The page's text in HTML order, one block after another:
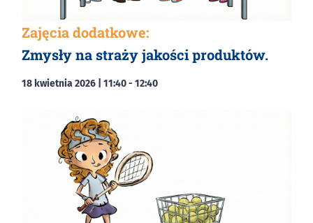
Zajęcia dodatkowe:
Zmysły na straży jakości produktów.
18 kwietnia 2026 | 11:40- 12:40